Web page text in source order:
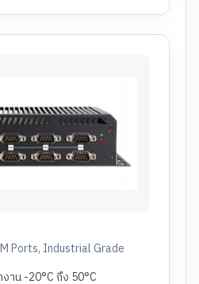
Ports, Industrial Grade
าน -20°C ถึง 50°C